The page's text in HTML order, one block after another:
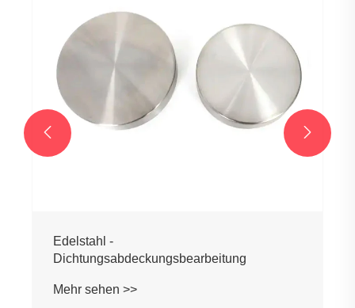
Edelstahl -
Dichtungsabdeckungsbearbeitung
Mehr sehen >>
 